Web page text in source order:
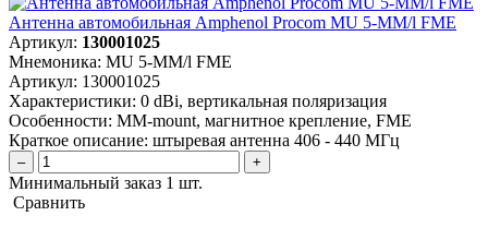
Антенна автомобильная Amphenol Procom MU 5-MM/l FME
Артикул: 130001025
Мнемоника: MU 5-MM/l FME
Артикул: 130001025
Характеристики: 0 dBi, вертикальная поляризация
Особенности: MM-mount, магнитное крепление, FME
Краткое описание: штыревая антенна 406 - 440 МГц
– +
Минимальный заказ 1 шт.
Сравнить